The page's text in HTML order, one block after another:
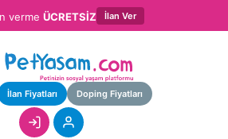
verme ÜCRETSİZ İlan Ver
İlan Fiyatları Doping Fiyatları